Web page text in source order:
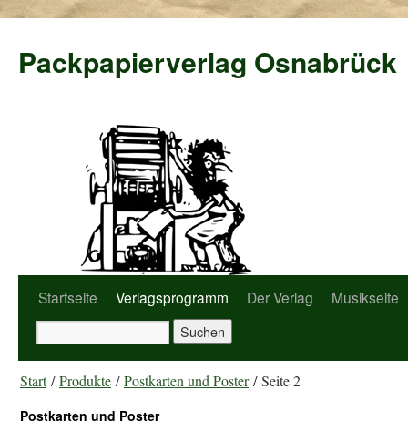
Packpapierverlag Osnabrück
Startseite Verlagsprogramm Der Verlag Musikseite
Start/Produkte /Postkarten und Poster/ Seite 2
Postkarten und Poster